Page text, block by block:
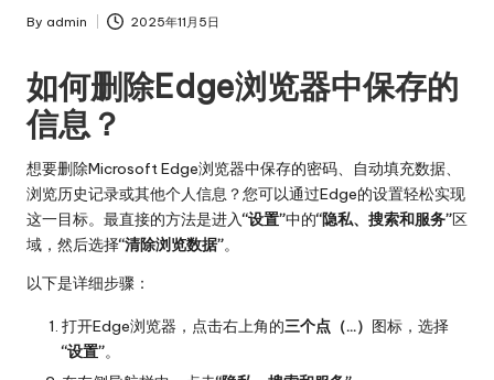
Posted
By admin 2025年11月5日
如何删除Edge浏览器中保存的
信息？
想要删除Microsoft Edge浏览器中保存的密码、自动填充数据、
浏览历史记录或其他个人信息？您可以通过Edge的设置轻松实现
这一目标。最直接的方法是进入“设置”中的“隐私、搜索和服务”区
域，然后选择“清除浏览数据”。
以下是详细步骤：
打开Edge浏览器，点击右上角的三个点（…） 图标，选择
“设置”。